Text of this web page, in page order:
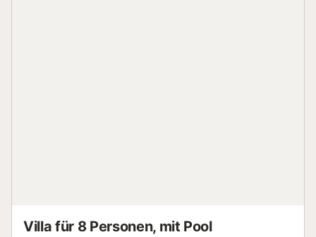
Villa für 8 Personen, mit Pool